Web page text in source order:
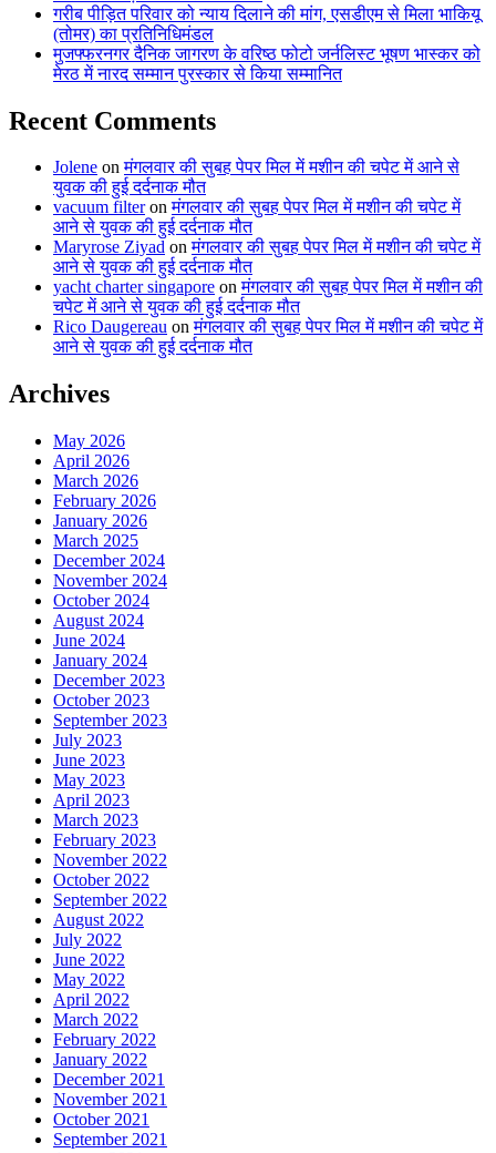
गरीब पीड़ित परिवार को न्याय दिलाने की मांग, एसडीएम से मिला भाकियू
(तोमर) का प्रतिनिधिमंडल
मुजफ्फरनगर दैनिक जागरण के वरिष्ठ फोटो जर्नलिस्ट भूषण भास्कर को
मेरठ में नारद सम्मान पुरस्कार से किया सम्मानित
Recent Comments
Jolene onमंगलवार की सुबह पेपर मिल में मशीन की चपेट में आने से
युवक की हुई दर्दनाक मौत
vacuum filteronमंगलवार की सुबह पेपर मिल में मशीन की चपेट में
आने से युवक की हुई दर्दनाक मौत
Maryrose Ziyad onमंगलवार की सुबह पेपर मिल में मशीन की चपेट में
आने से युवक की हुई दर्दनाक मौत
yacht charter singapore onमंगलवार की सुबह पेपर मिल में मशीन की
चपेट में आने से युवक की हुई दर्दनाक मौत
Rico Daugereau onमंगलवार की सुबह पेपर मिल में मशीन की चपेट में
आने से युवक की हुई दर्दनाक मौत
Archives
May 2026
April 2026
March 2026
February 2026
January 2026
March 2025
December 2024
November 2024
October 2024
August 2024
June 2024
January 2024
December 2023
October 2023
September 2023
July 2023
June 2023
May 2023
April 2023
March 2023
February 2023
November 2022
October 2022
September 2022
August 2022
July 2022
June 2022
May 2022
April 2022
March 2022
February 2022
January 2022
December 2021
November 2021
October 2021
September 2021